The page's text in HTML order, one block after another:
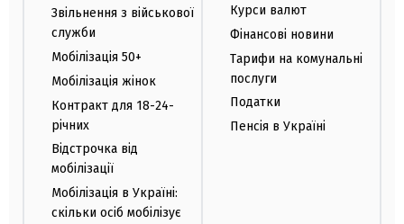
Звільнення з військової
служби
Мобілізація 50+
Мобілізація жінок
Контракт для 18-24-
річних
Відстрочка від
мобілізації
Мобілізація в Україні:
скільки осіб мобілізує
Курси валют
Фінансові новини
Тарифи на комунальні
послуги
Податки
Пенсія в Україні